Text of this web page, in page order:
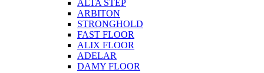
ALTA STEP
ARBITON
STRONGHOLD
FAST FLOOR
ALIX FLOOR
ADELAR
DAMY FLOOR